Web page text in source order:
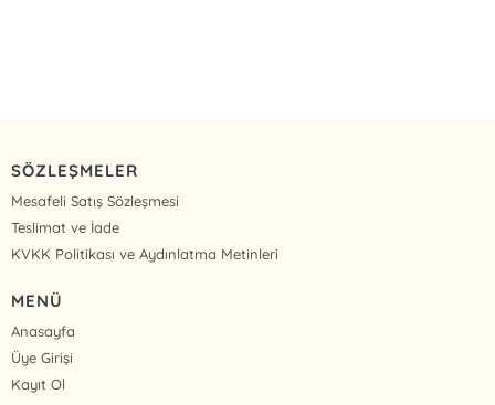
SÖZLEŞMELER
Mesafeli Satış Sözleşmesi
Teslimat ve İade
KVKK Politikası ve Aydınlatma Metinleri
MENÜ
Anasayfa
Üye Girişi
Kayıt Ol